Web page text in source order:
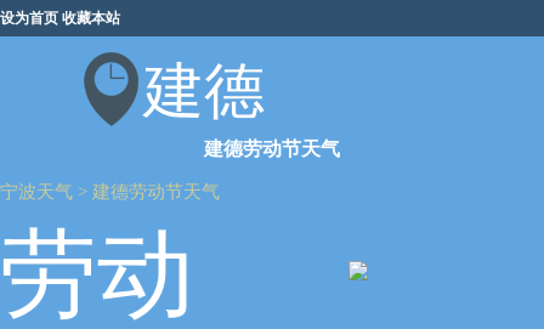
设为首页 收藏本站
建德
建德劳动节天气
宁波天气 > 建德劳动节天气
劳动